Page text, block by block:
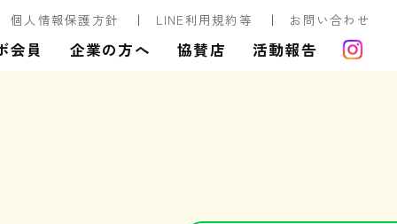
個人情報保護方針 LINE利用規約等 お問い合わせ
会員 企業の方へ 協賛店 活動報告